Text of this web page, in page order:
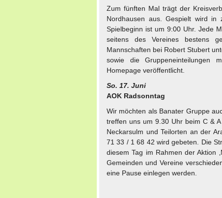
Zum fünften Mal trägt der
Nordhausen aus. Gespielt wird in
Spielbeginn ist um 9:00 Uhr. Jede
seitens des Vereines bestens
Mannschaften bei Robert Stubert
sowie die Gruppeneinteilungen
Homepage veröffentlicht.
So. 17. Juni
AOK Radsonntag
Wir möchten als Banater Gruppe
treffen uns um 9.30 Uhr beim C &
Neckarsulm und Teilorten an der
71 33 / 1 68 42 wird gebeten. Die
diesem Tag im Rahmen der Aktion
Gemeinden und Vereine
eine Pause einlegen werden.